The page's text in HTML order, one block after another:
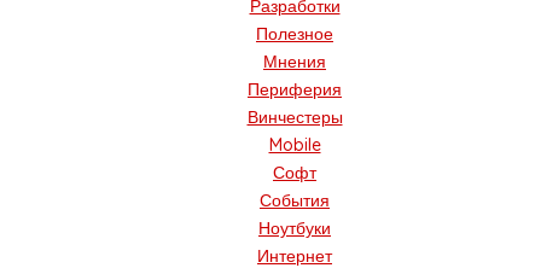
Разработки
Полезное
Мнения
Периферия
Винчестеры
Mobile
Софт
События
Ноутбуки
Интернет